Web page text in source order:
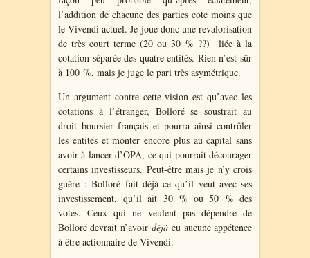
l’addition de chacune des parties cote moins que
le Vivendi actuel. Je joue donc une revalorisation
de très court terme (20 ou 30 % ??) liée à la
cotation séparée des quatre entités. Rien n’est sûr
à 100 %, mais je juge le pari très asymétrique.
Un argument contre cette vision est qu’avec les
cotations à l’étranger, Bolloré se soustrait au
droit boursier français et pourra ainsi contrôler
les entités et monter encore plus au capital sans
avoir à lancer d’OPA, ce qui pourrait décourager
certains investisseurs. Peut-être mais je n’y crois
guère : Bolloré fait déjà ce qu’il veut avec ses
investissement, qu’il ait 30 % ou 50 % des
votes. Ceux qui ne veulent pas dépendre de
Bolloré devrait n’avoir déjà eu aucune appétence
à être actionnaire de Vivendi.